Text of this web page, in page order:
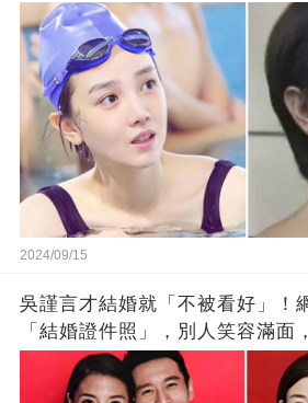
2024/09/15
吳謹言才結婚就「不被看好」！
「結婚證件照」，別人笑容滿面